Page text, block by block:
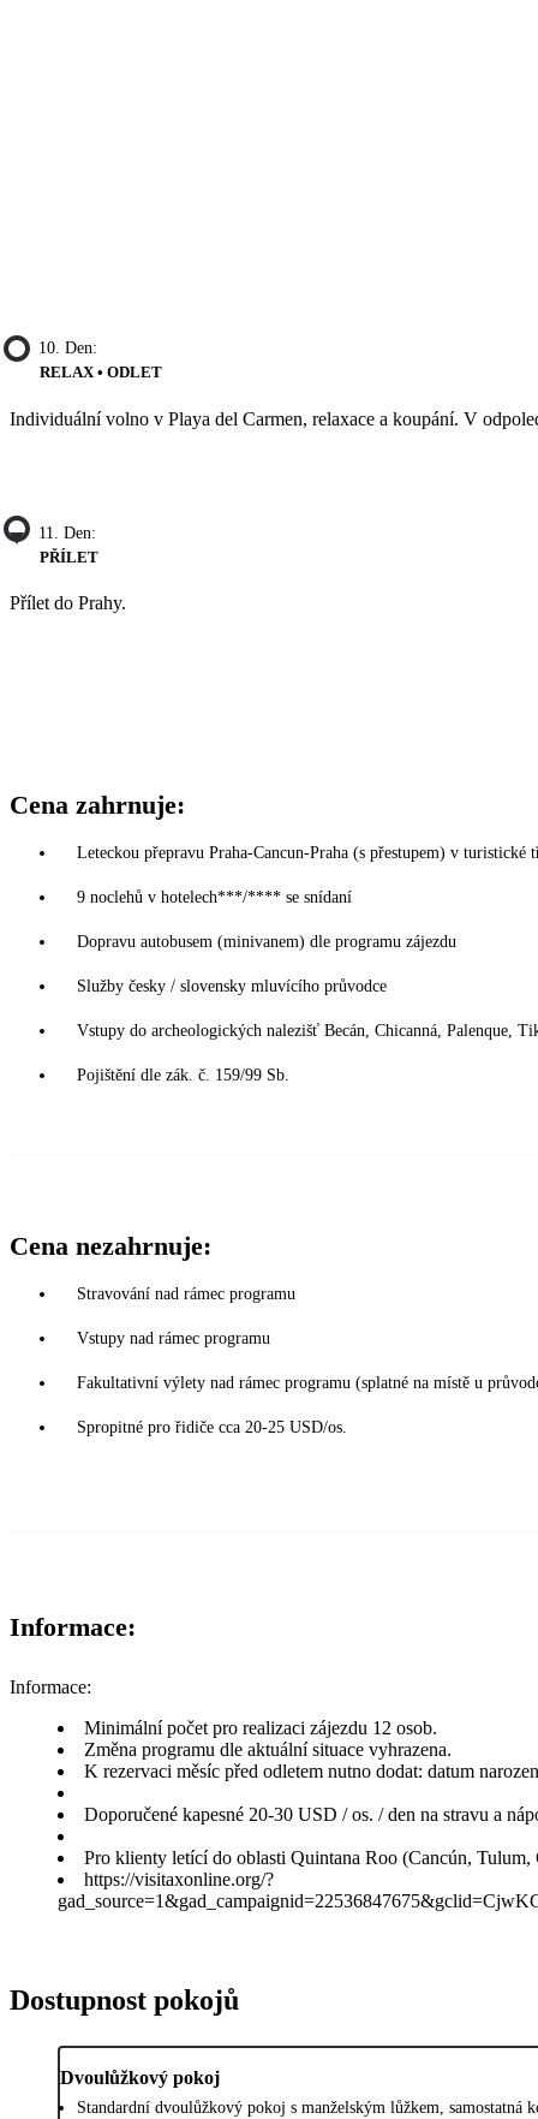
10. Den:
RELAX • ODLET
Individuální volno v Playa del Carmen, relaxace a koupání. V
11. Den:
PŘÍLET
Přílet do Prahy.
Cena zahrnuje:
Leteckou přepravu Praha-Cancun-Praha (s přestupem) v turistické
9 noclehů v hotelech***/**** se snídaní
Dopravu autobusem (minivanem) dle programu zájezdu
Služby česky / slovensky mluvícího průvodce
Vstupy do archeologických nalezišť Becán, Chicanná, Palenque,
Pojištění dle zák. č. 159/99 Sb.
Cena nezahrnuje:
Stravování nad rámec programu
Vstupy nad rámec programu
Fakultativní výlety nad rámec programu (splatné na místě u
Spropitné pro řidiče cca 20-25 USD/os.
Informace:
Informace:
Minimální počet pro realizaci zájezdu 12 osob.
Změna programu dle aktuální situace vyhrazena.
K rezervaci měsíc před odletem nutno dodat: datum
Doporučené kapesné 20-30 USD / os. / den na stravu a
Pro klienty letící do oblasti Quintana Roo (Cancún,
https://visitaxonline.org/?
Dostupnost pokojů
Dvoulůžkový pokoj
Standardní dvoulůžkový pokoj s manželským lůžkem, samostatná